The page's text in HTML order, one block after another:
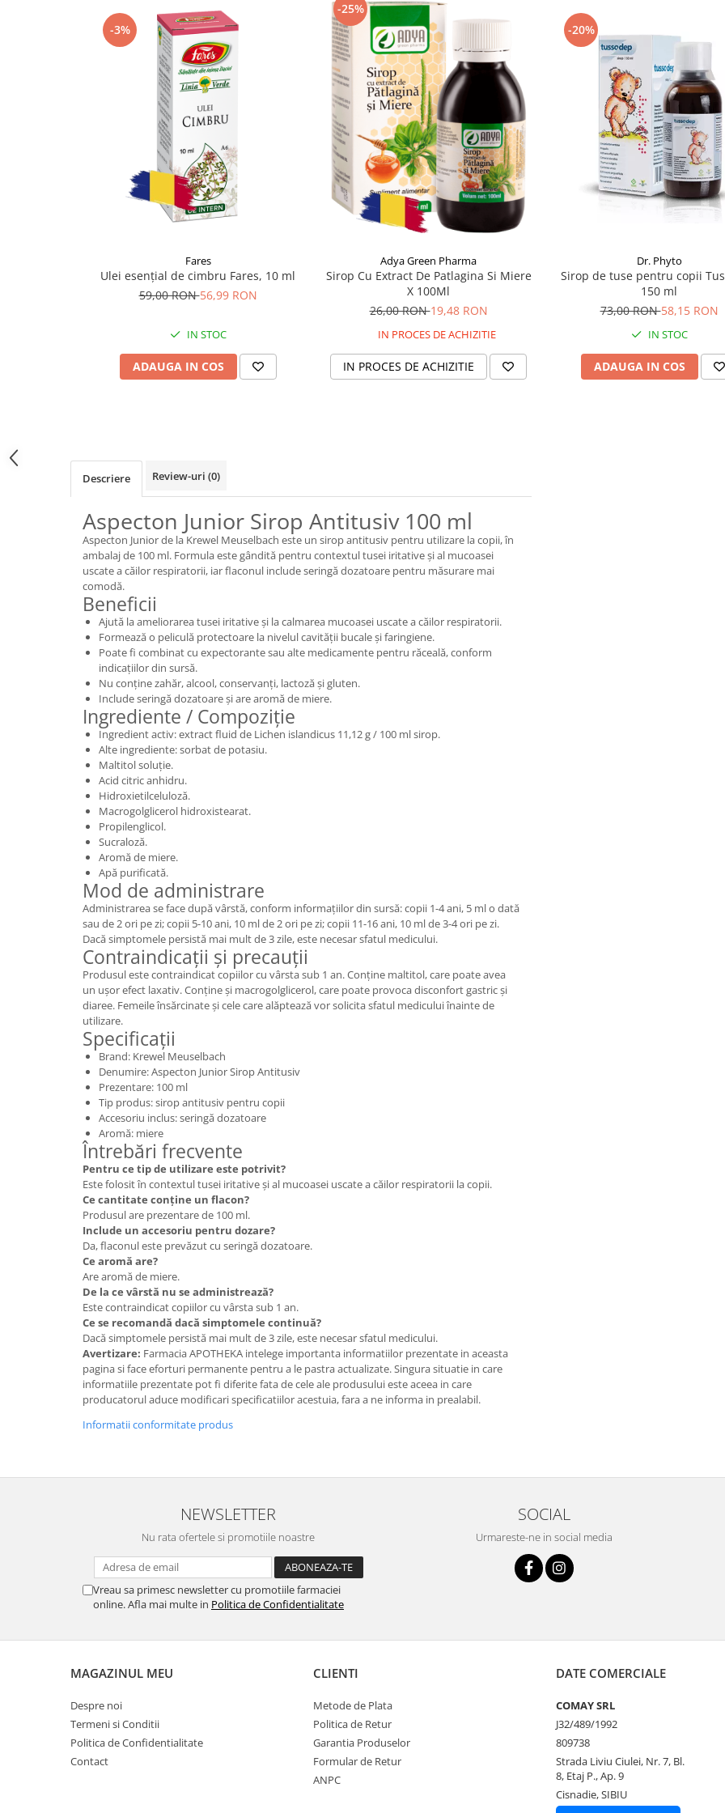
Supliment Vitamina D3
Supliment Vitamina E
-3%
Fares
Ulei esențial de cimbru Fares, 10 ml
59,00 RON56,99 RON
IN STOC
ADAUGA IN COS
-25%
Adya Green Pharma
Sirop Cu Extract De Patlagina Si Miere
X 100Ml
26,00 RON19,48 RON
IN PROCES DE ACHIZITIE
IN PROCES DE ACHIZITIE
-20%
Dr. Phyto
Sirop de tuse pentru copii
150 ml
73,00 RON58,15 RON
IN STOC
ADAUGA IN COS
Descriere Review-uri (0)
Aspecton Junior Sirop Antitusiv 100 ml
Aspecton Junior de la Krewel Meuselbach este un sirop antitusiv pentru utilizare la copii, în
ambalaj de 100 ml. Formula este gândită pentru contextul tusei iritative și al mucoasei
uscate a căilor respiratorii, iar flaconul include seringă dozatoare pentru măsurare mai
comodă.
Beneficii
Ajută la ameliorarea tusei iritative și la calmarea mucoasei uscate a căilor respiratorii.
Formează o peliculă protectoare la nivelul cavității bucale și faringiene.
Poate fi combinat cu expectorante sau alte medicamente pentru răceală, conform
indicațiilor din sursă.
Nu conține zahăr, alcool, conservanți, lactoză și gluten.
Include seringă dozatoare și are aromă de miere.
Ingrediente / Compoziție
Ingredient activ: extract fluid de Lichen islandicus 11,12 g / 100 ml sirop.
Alte ingrediente: sorbat de potasiu.
Maltitol soluție.
Acid citric anhidru.
Hidroxietilceluloză.
Macrogolglicerol hidroxistearat.
Propilenglicol.
Sucraloză.
Aromă de miere.
Apă purificată.
Mod de administrare
Administrarea se face după vârstă, conform informațiilor din sursă: copii 1-4 ani, 5 ml o dată
sau de 2 ori pe zi; copii 5-10 ani, 10 ml de 2 ori pe zi; copii 11-16 ani, 10 ml de 3-4 ori pe zi.
Dacă simptomele persistă mai mult de 3 zile, este necesar sfatul medicului.
Contraindicații și precauții
Produsul este contraindicat copiilor cu vârsta sub 1 an. Conține maltitol, care poate avea
un ușor efect laxativ. Conține și macrogolglicerol, care poate provoca disconfort gastric și
diaree. Femeile însărcinate și cele care alăptează vor solicita sfatul medicului înainte de
utilizare.
Specificații
Brand: Krewel Meuselbach
Denumire: Aspecton Junior Sirop Antitusiv
Prezentare: 100 ml
Tip produs: sirop antitusiv pentru copii
Accesoriu inclus: seringă dozatoare
Aromă: miere
Întrebări frecvente
Pentru ce tip de utilizare este potrivit?
Este folosit în contextul tusei iritative și al mucoasei uscate a căilor respiratorii la copii.
Ce cantitate conține un flacon?
Produsul are prezentare de 100 ml.
Include un accesoriu pentru dozare?
Da, flaconul este prevăzut cu seringă dozatoare.
Ce aromă are?
Are aromă de miere.
De la ce vârstă nu se administrează?
Este contraindicat copiilor cu vârsta sub 1 an.
Ce se recomandă dacă simptomele continuă?
Dacă simptomele persistă mai mult de 3 zile, este necesar sfatul medicului.
Avertizare: Farmacia APOTHEKA intelege importanta informatiilor prezentate in aceasta
pagina si face eforturi permanente pentru a le pastra actualizate. Singura situatie in care
informatiile prezentate pot fi diferite fata de cele ale produsului este aceea in care
producatorul aduce modificari specificatiilor acestuia, fara a ne informa in prealabil.
Informatii conformitate produs
NEWSLETTER
Nu rata ofertele si promotiile noastre
Vreau sa primesc newsletter cu promotiile farmaciei
online. Afla mai multe in Politica de Confidentialitate
SOCIAL
Urmareste-ne in social media
MAGAZINUL MEU
Despre noi
Termeni si Conditii
Politica de Confidentialitate
Contact
CLIENTI
Metode de Plata
Politica de Retur
Garantia Produselor
Formular de Retur
ANPC
DATE COMERCIALE
COMAY SRL
J32/489/1992
809738
Strada Liviu Ciulei, Nr. 7, Bl.
8, Etaj P., Ap. 9
Cisnadie, SIBIU